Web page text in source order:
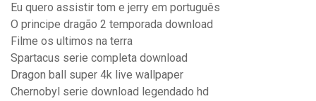
Eu quero assistir tom e jerry em português
O principe dragão 2 temporada download
Filme os ultimos na terra
Spartacus serie completa download
Dragon ball super 4k live wallpaper
Chernobyl serie download legendado hd